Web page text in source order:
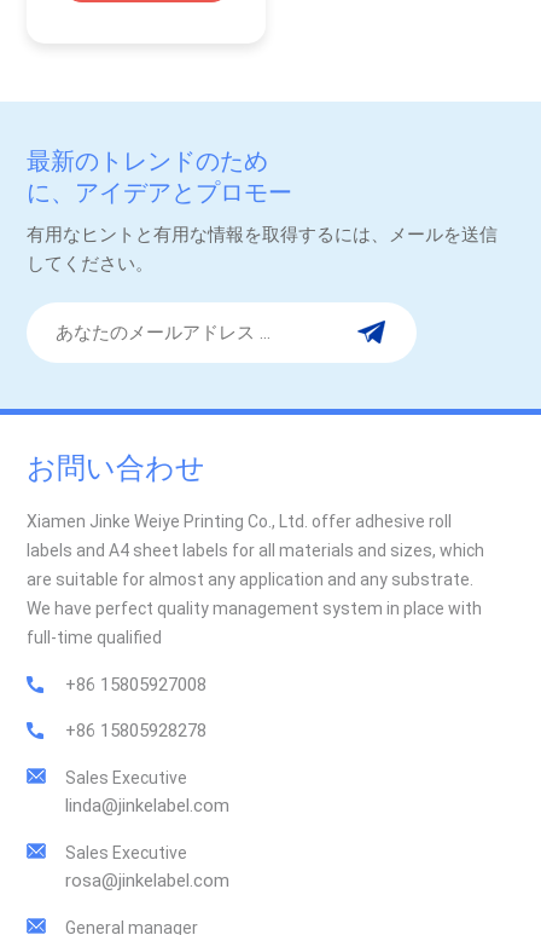
最新のトレンドのため
に、アイデアとプロモー
ション。
有用なヒントと有用な情報を取得するには、メールを送信
してください。
お問い合わせ
Xiamen Jinke Weiye Printing Co., Ltd. offer adhesive roll
labels and A4 sheet labels for all materials and sizes, which
are suitable for almost any application and any substrate.
We have perfect quality management system in place with
full-time qualified
+86 15805927008
+86 15805928278
Sales Executive
linda@jinkelabel.com
Sales Executive
rosa@jinkelabel.com
General manager